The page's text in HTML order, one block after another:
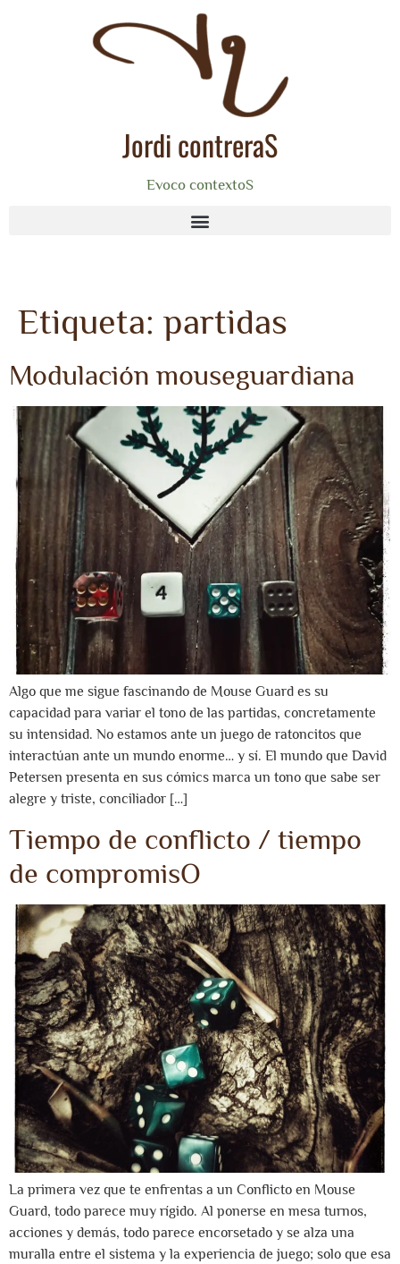
Jordi contreraS
Evoco contextoS
Etiqueta:partidas
Modulación mouseguardiana
Algo que me sigue fascinando de Mouse Guard es su
capacidad para variar el tono de las partidas, concretamente
su intensidad. No estamos ante un juego de ratoncitos que
interactúan ante un mundo enorme… y sí. El mundo que David
Petersen presenta en sus cómics marca un tono que sabe ser
alegre y triste, conciliador […]
Tiempo de conflicto / tiempo
de compromisO
La primera vez que te enfrentas a un Conflicto en Mouse
Guard, todo parece muy rígido. Al ponerse en mesa turnos,
acciones y demás, todo parece encorsetado y se alza una
muralla entre el sistema y la experiencia de juego; solo que esa